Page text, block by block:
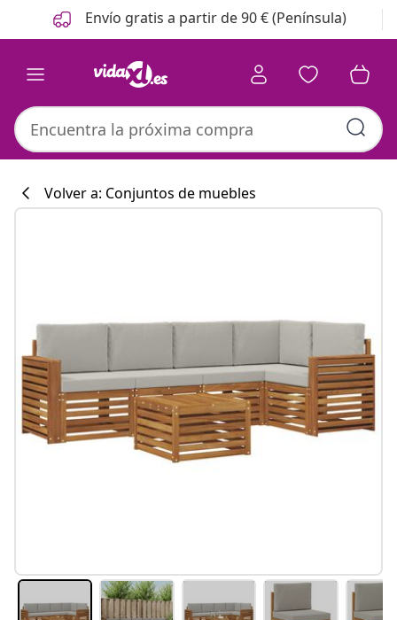
Anterior
Siguiente Envío gratis a partir de 90 € (Península)
Volver a: Conjuntos de muebles